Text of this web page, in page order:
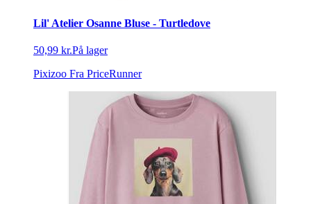
Lil' Atelier Osanne Bluse - Turtledove
50,99 kr.På lager
Pixizoo Fra PriceRunner